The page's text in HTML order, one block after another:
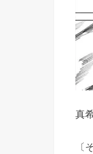
真
〔